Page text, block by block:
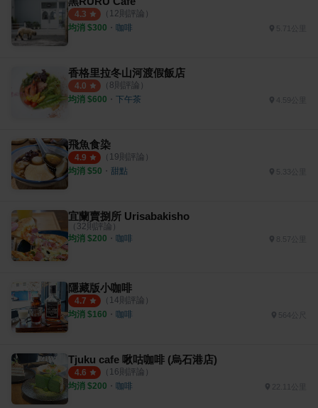
4.3 （ 12則評論）
均消 $300 ・ 咖啡 5.71公里
香格里拉冬山河渡假飯店
4.0 （ 8則評論）
均消 $600 ・ 下午茶 4.59公里
飛魚食染
4.9 （ 19則評論）
均消 $50 ・ 甜點 5.33公里
宜蘭賣捌所 Urisabakisho
（ 32則評論）
均消 $200 ・ 咖啡 8.57公里
隱藏版小咖啡
4.7 （ 14則評論）
均消 $160 ・ 咖啡 564公尺
Tjuku cafe 啾咕咖啡 (烏石港店)
4.6 （ 16則評論）
均消 $200 ・ 咖啡